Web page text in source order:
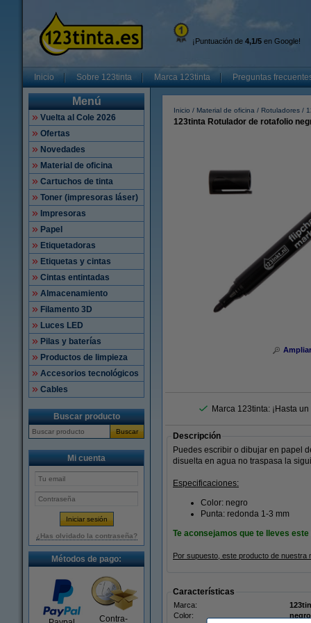
¡Puntuación de 4,1/5 en Google!
Inicio Sobre 123tinta Marca 123tinta Preguntas
Menú
Vuelta al Cole 2026
Ofertas
Novedades
Material de oficina
Cartuchos de tinta
Toner (impresoras láser)
Impresoras
Papel
Etiquetadoras
Etiquetas y cintas
Cintas entintadas
Almacenamiento
Filamento 3D
Luces LED
Pilas y baterías
Productos de limpieza
Accesorios tecnológicos
Cables
Buscar producto
Buscar
Mi cuenta
¿Has olvidado la contraseña?
Métodos de pago:
Contra-
Inicio Material de oficina Rotuladores
123tinta Rotulador de rotafolio
Ampliar
Marca 123tinta: ¡Hasta
Descripción
Puedes escribir o dibujar en papel
disuelta en agua no traspasa la
Especificaciones:
Color: negro
Punta: redonda 1-3 mm
Te aconsejamos que te lleves
Por supuesto, este producto de nuestra
Características
Marca:
Color:
negro